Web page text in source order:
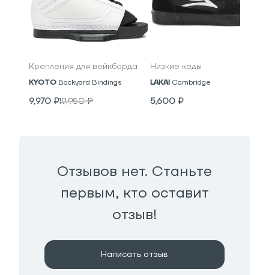
Крепления для вейкборда
KYOTO Backyard Bindings
9,970 ₽19,950₽
Низкие кеды
LAKAI Cambridge
5,600 ₽
Отзывов нет. Станьте
первым, кто оставит
отзыв!
Написать отзыв